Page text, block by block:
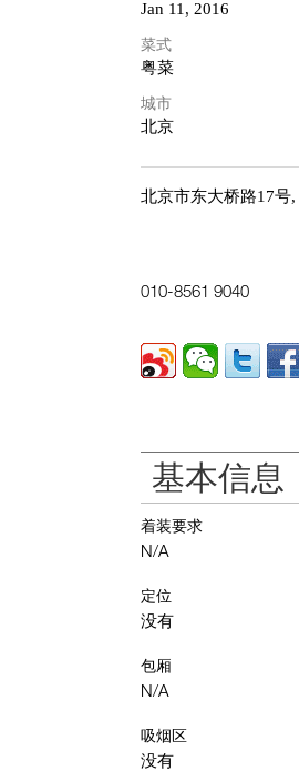
Jan 11, 2016
菜式
粤菜
城市
北京
北京市东大桥路17号,
010-8561 9040
基本信息
着装要求
N/A
定位
没有
包厢
N/A
吸烟区
没有